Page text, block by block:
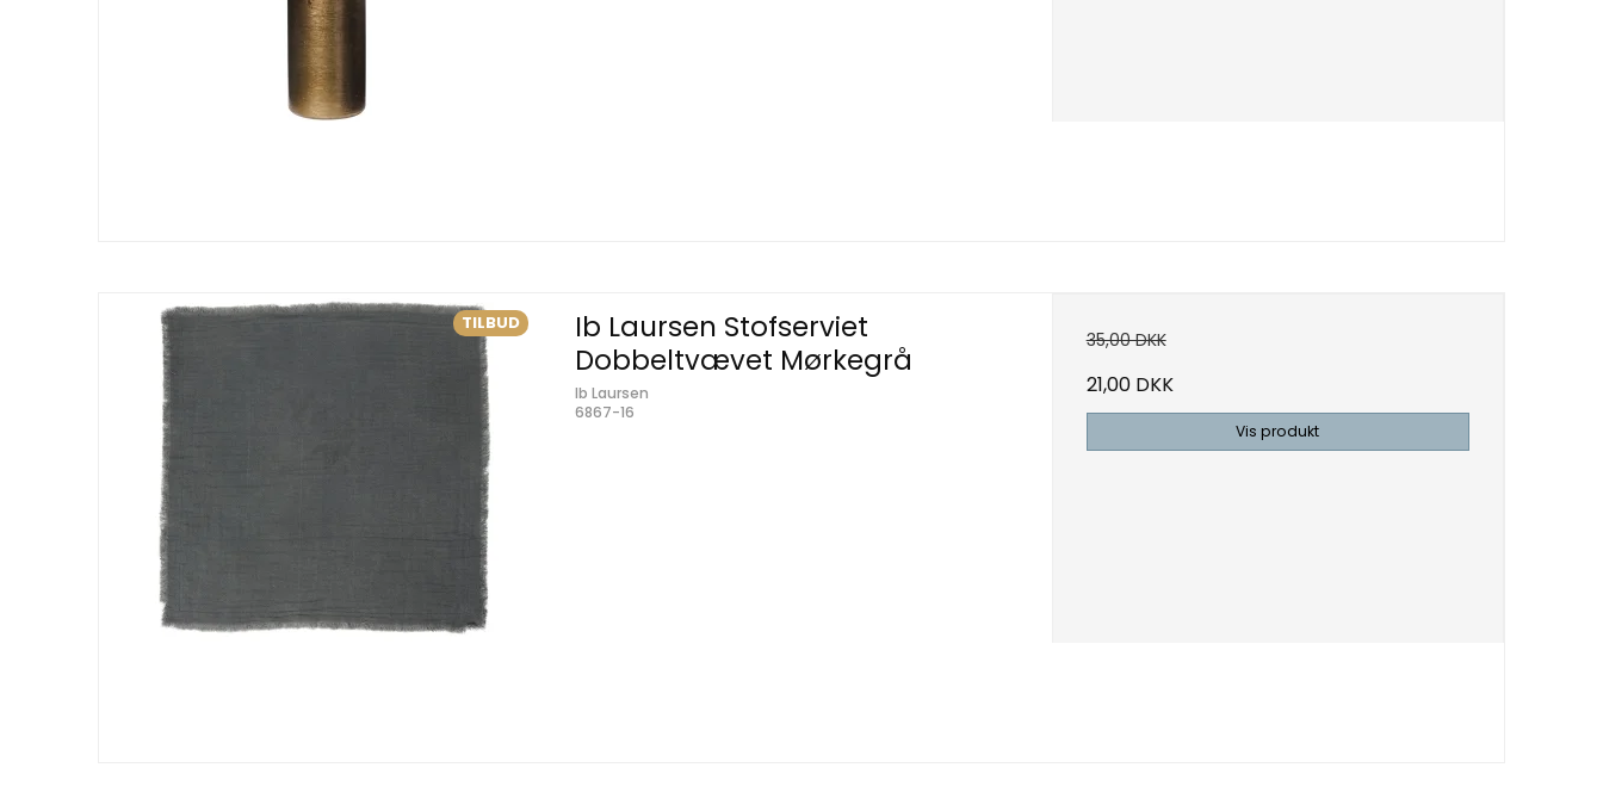
TILBUD
Ib Laursen Stofserviet
Dobbeltvævet Mørkegrå
Ib Laursen
6867-16
35,00 DKK
21,00 DKK
Vis produkt